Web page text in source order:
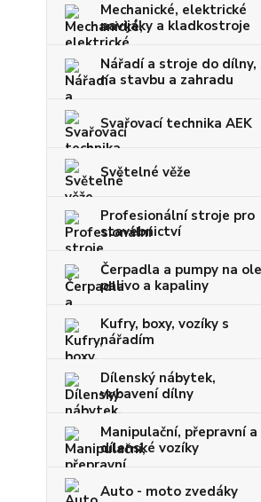
Mechanické, elektrické
navijáky a kladkostroje
Nářadí a stroje do dílny,
na stavbu a zahradu
Svařovací technika AEK
Světelné věže
Profesionální stroje pro
stavebnictví
Čerpadla a pumpy na
palivo a kapaliny
Kufry, boxy, vozíky s
nářadím
Dílenský nábytek,
vybavení dílny
Manipulační, přepravní a
dílenské vozíky
Auto - moto zvedáky